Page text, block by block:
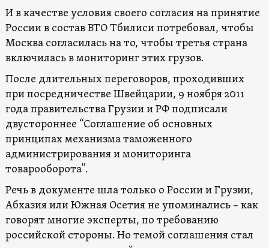
И в качестве условия своего согласия на принятие
России в состав ВТО Тбилиси потребовал, чтобы
Москва согласилась на то, чтобы третья страна
включилась в мониторинг этих грузов.
После длительных переговоров, проходивших
при посредничестве Швейцарии, 9 ноября 2011
года правительства Грузии и РФ подписали
двустороннее “Соглашение об основных
принципах механизма таможенного
администрирования и мониторинга
товарооборота”.
Речь в документе шла только о России и Грузии,
Абхазия или Южная Осетия не упоминались – как
говорят многие эксперты, по требованию
российской стороны. Но темой соглашения стал